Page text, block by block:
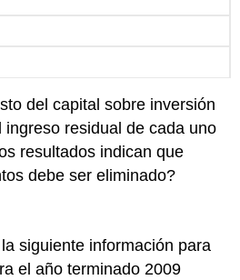
del capital sobre inversión
residual de cada uno
resultados indican que
debe ser eliminado?
siguiente información para
el año terminado 2009